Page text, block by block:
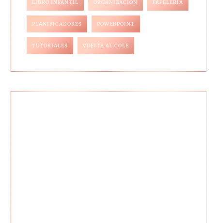
LIBRO INFANTIL ORGANIZACION PAPELERÍA
PLANIFICADORES POWERPOINT
TUTORIALES VUELTA AL COLE